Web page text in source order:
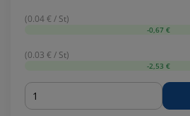
(0.04 € / St)
-0,67 €
(0.03 € / St)
-2,53 €
Menge